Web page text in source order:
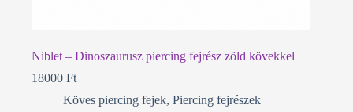
Niblet – Dinoszaurusz piercing fejrész zöld kövekkel
18000 Ft
Köves piercing fejek, Piercing fejrészek